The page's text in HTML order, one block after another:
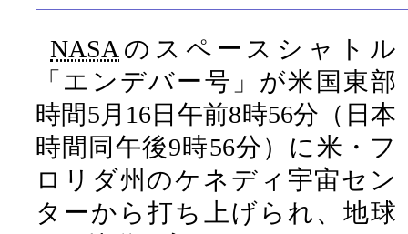
NASA のスペースシャトル
「エンデバー号」が米国東部
時間5月16日午前8時56分（日本
時間同午後9時56分）に米・フ
ロリダ州のケネディ宇宙セン
ターから打ち上げられ、地球